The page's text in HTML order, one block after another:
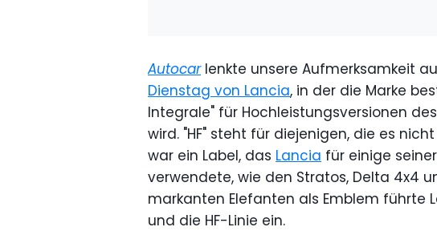
Autocarlenkte unsere Aufmerksamkeit
Dienstag von Lancia, in der die Marke
Integrale" für Hochleistungsversionen
wird. "HF" steht für diejenigen, die es
war ein Label, das Lancia für einige
verwendete, wie den Stratos, Delta 4x4
markanten Elefanten als Emblem führte
und die HF-Linie ein.